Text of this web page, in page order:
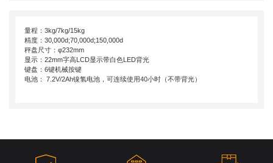
量程：3kg/7kg/15kg
精度：30,000d;70,000d;150,000d
秤盘尺寸：φ232mm
显示：22mm字高LCD显示带白色LED背光
键盘：6键机械按键
电池： 7.2V/2Ah镍氢电池，可连续使用40小时（不带背光）